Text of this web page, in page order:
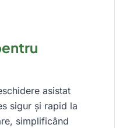
asistat
sigur și rapid la
simplificând